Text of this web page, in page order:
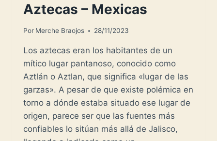
Aztecas – Mexicas
Por Merche Braojos 28/11/2023
Los aztecas eran los habitantes de un
mítico lugar pantanoso, conocido como
Aztlán o Aztlan, que significa «lugar de las
garzas». A pesar de que existe polémica en
torno a dónde estaba situado ese lugar de
origen, parece ser que las fuentes más
confiables lo sitúan más allá de Jalisco,